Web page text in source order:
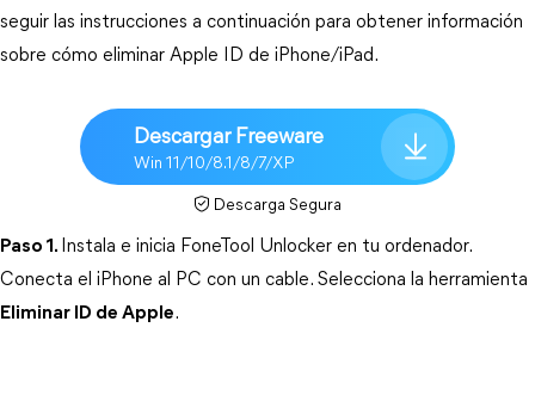
seguir las instrucciones a continuación para obtener información
sobre cómo eliminar Apple ID de iPhone/iPad.
Descargar Freeware
Win 11/10/8.1/8/7/XP
Descarga Segura
Paso 1. Instala e inicia FoneTool Unlocker en tu ordenador.
Eliminar ID de Apple.